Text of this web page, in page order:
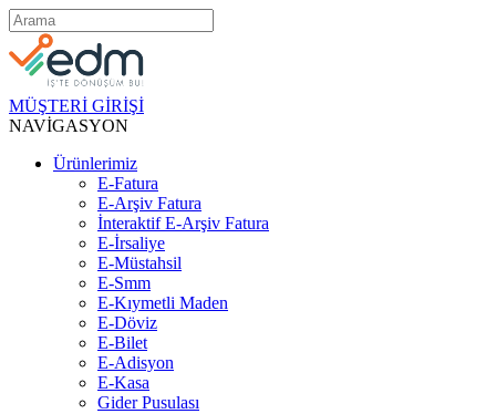
MÜŞTERİ GİRİŞİ
NAVİGASYON
Ürünlerimiz
E-Fatura
E-Arşiv Fatura
İnteraktif E-Arşiv Fatura
E-İrsaliye
E-Müstahsil
E-Smm
E-Kıymetli Maden
E-Döviz
E-Bilet
E-Adisyon
E-Kasa
Gider Pusulası